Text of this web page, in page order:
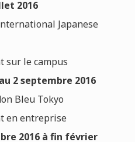
2016
Japanese
sur le campus
2 septembre 2016
Bleu Tokyo
en entreprise
2016 à fin février